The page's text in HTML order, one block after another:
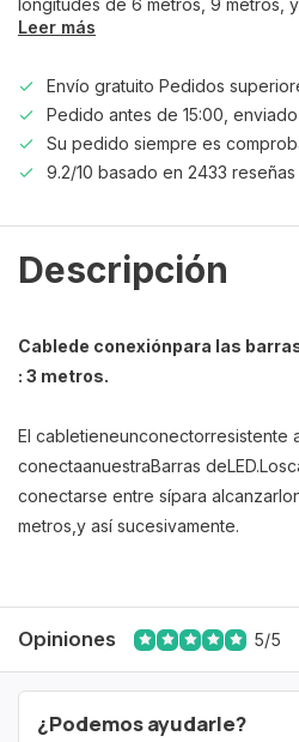
longitudes de 6 metros, 9 metros,
Leer más
Envío gratuito Pedidos
Pedido antes de 15:00,
Su pedido siempre es
9.2/10 basado en 2433 reseñas
Descripción
Cablede conexiónpara las
: 3 metros.
El cabletieneunconectorresistente
conectaanuestraBarras deLED.Los
conectarse entre sípara alcanzar
metros y así sucesivamente.
Opiniones 5/5
¿Podemos ayudarle?